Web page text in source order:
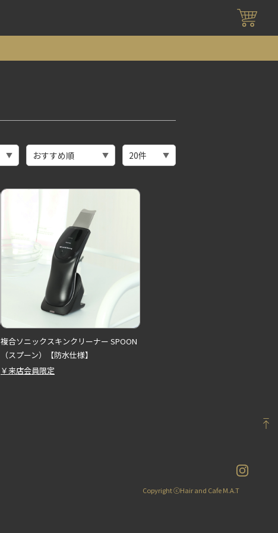
複合ソニックスキンクリーナー SPOON
（スプーン）【防水仕様】
￥来店会員限定
Copyright ⓒHair and Cafe M.A.T